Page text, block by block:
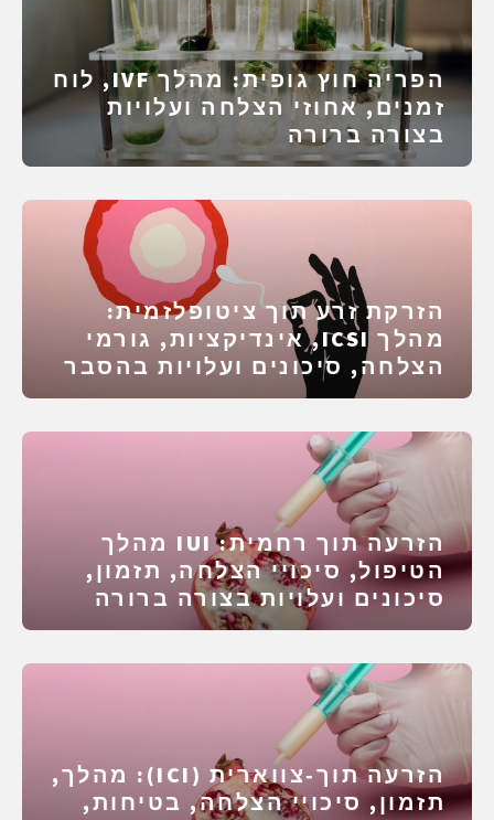
הפריה חוץ גופית: מהלך IVF, לוח
זמנים, אחוזי הצלחה ועלויות
בצורה ברורה
הזרקת זרע תוך ציטופלזמית:
מהלך ICSI, אינדיקציות, גורמי
הצלחה, סיכונים ועלויות בהסבר
ברור
הזרעה תוך רחמית: IUI מהלך
הטיפול, סיכויי הצלחה, תזמון,
סיכונים ועלויות בצורה ברורה
הזרעה תוך‑צווארית (ICI): מהלך,
תזמון, סיכויי הצלחה, בטיחות,